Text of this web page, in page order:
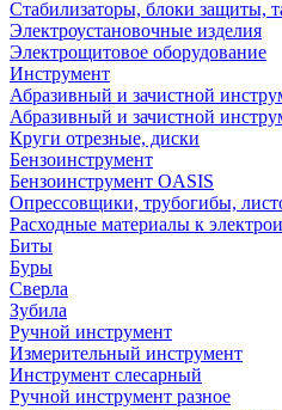
Стабилизаторы, блоки защиты,
Электроустановочные изделия
Электрощитовое оборудование
Инструмент
Абразивный и зачистной
Абразивный и зачистной
Круги отрезные, диски
Бензоинструмент
Бензоинструмент OASIS
Опрессовщики, трубогибы,
Расходные материалы к
Биты
Буры
Сверла
Зубила
Ручной инструмент
Измерительный инструмент
Инструмент слесарный
Ручной инструмент разное